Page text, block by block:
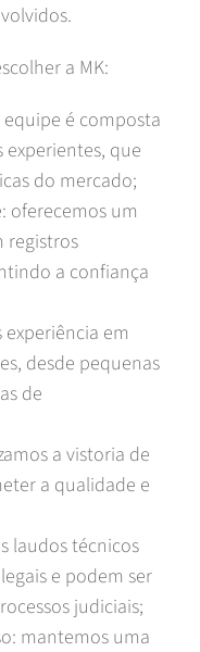
a MK:
é composta
que
do mercado;
oferecemos um
registros
a confiança
em
desde pequenas
de
a vistoria de
a qualidade e
laudos técnicos
e podem ser
judiciais;
mantemos uma